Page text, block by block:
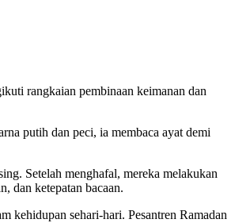
rangkaian pembinaan keimanan dan
putih dan peci, ia membaca ayat demi
Setelah menghafal, mereka melakukan
dan ketepatan bacaan.
kehidupan sehari-hari. Pesantren Ramadan